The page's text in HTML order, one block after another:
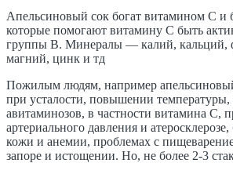
Апельсиновый сок богат витамином С и
которые помогают витамину С быть
группы В. Минералы — калий, кальций,
магний, цинк и тд
Пожилым людям, например
при усталости, повышении
авитаминозов, в частности витамина С,
артериального давления и атеросклерозе,
кожи и анемии, проблемах с
запоре и истощении. Но, не более 2-3